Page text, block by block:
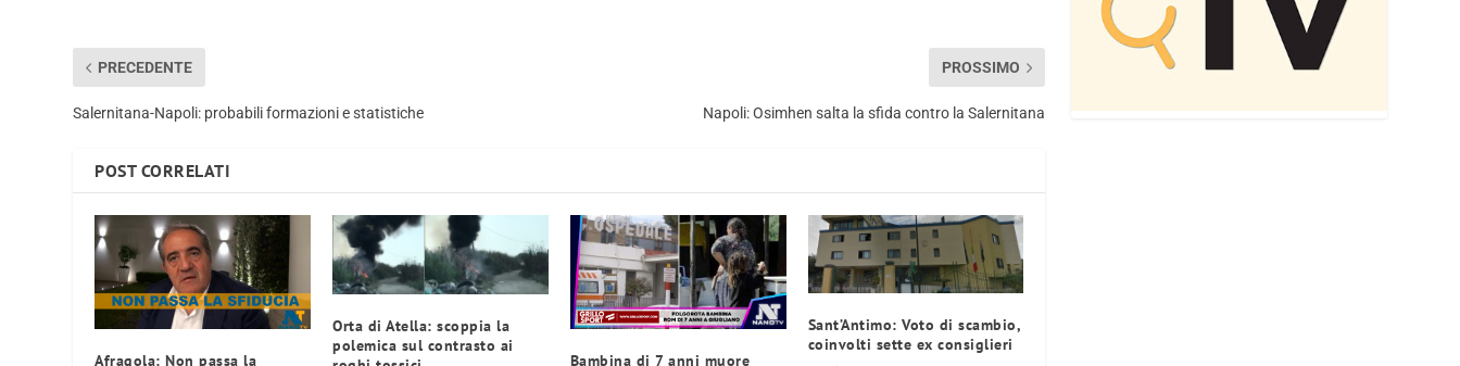
PRECEDENTE
Salernitana-Napoli: probabili formazioni e statistiche
PROSSIMO
Napoli: Osimhen salta la sfida contro la Salernitana
POST CORRELATI
Afragola: Non passa la
Orta di Atella: scoppia la
polemica sul contrasto ai
Bambina di 7 anni muore
Sant’Antimo: Voto di scambio,
coinvolti sette ex consiglieri